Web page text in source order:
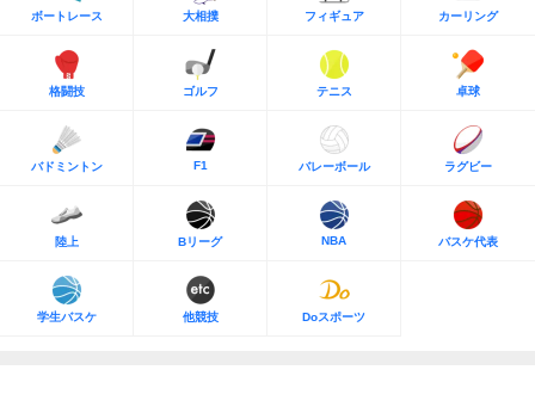
ボートレース 大相撲 フィギュア カーリング
格闘技 ゴルフ テニス 卓球
バドミントン F1 バレーボール ラグビー
陸上 Bリーグ NBA バスケ代表
学生バスケ 他競技 Doスポーツ